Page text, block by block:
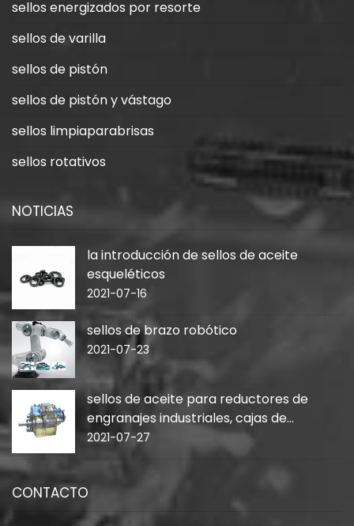
sellos energizados por resorte
sellos de varilla
sellos de pistón
sellos de pistón y vástago
sellos limpiaparabrisas
sellos rotativos
NOTICIAS
la introducción de sellos de aceite
esqueléticos
2021-07-16
sellos de brazo robótico
2021-07-23
sellos de aceite para reductores de
engranajes industriales, cajas de
cambios
2021-07-27
CONTACTO